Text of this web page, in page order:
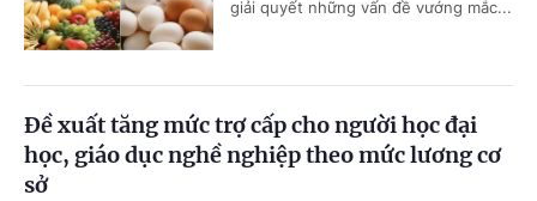
giải quyết những vấn đề vướng mắc...
Đề xuất tăng mức trợ cấp cho người học đại
học, giáo dục nghề nghiệp theo mức lương cơ
sở